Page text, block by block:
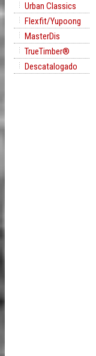
Urban Classics
Flexfit/Yupoong
MasterDis
TrueTimber®
Descatalogado